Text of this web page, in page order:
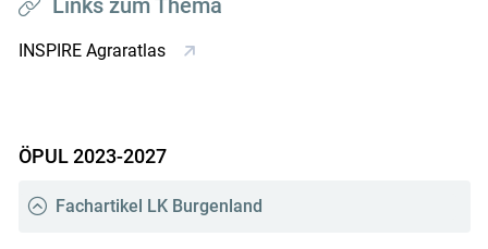
INSPIRE Agraratlas
ÖPUL 2023-2027
Fachartikel LK Burgenland